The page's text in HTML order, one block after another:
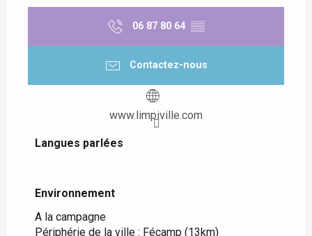
06 87 80 64 ▒▒
Contactez-nous
www.limpiville.com
Langues parlées
Langues parlées
Environnement
Environnement
A la campagne
Périphérie de la ville : Fécamp (13km)